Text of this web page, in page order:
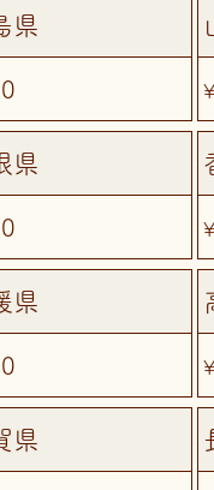
県
¥
県
¥
県
¥
県